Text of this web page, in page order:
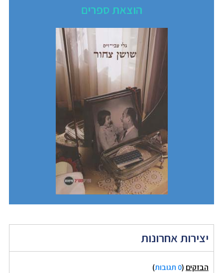
הוצאת ספרים
יצירות אחרונות
הבזקים (0 תגובות
)